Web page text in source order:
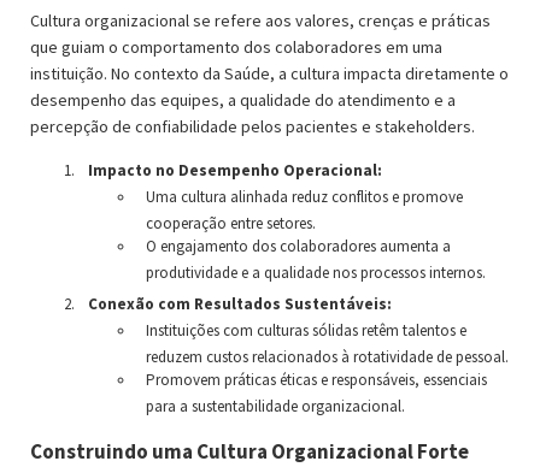
Cultura organizacional se refere aos valores, crenças e práticas
que guiam o comportamento dos colaboradores em uma
instituição. No contexto da Saúde, a cultura impacta diretamente o
desempenho das equipes, a qualidade do atendimento e a
percepção de confiabilidade pelos pacientes e stakeholders.
Impacto no Desempenho Operacional:
Uma cultura alinhada reduz conflitos e promove
cooperação entre setores.
O engajamento dos colaboradores aumenta a
produtividade e a qualidade nos processos internos.
Conexão com Resultados Sustentáveis:
Instituições com culturas sólidas retêm talentos e
reduzem custos relacionados à rotatividade de pessoal.
Promovem práticas éticas e responsáveis, essenciais
para a sustentabilidade organizacional.
Construindo uma Cultura Organizacional Forte